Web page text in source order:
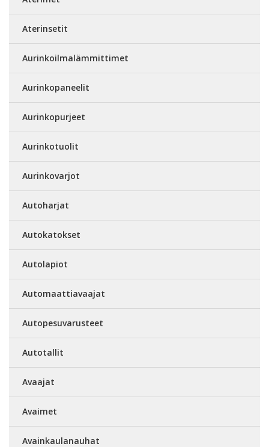
Aterinsetit
Aurinkoilmalämmittimet
Aurinkopaneelit
Aurinkopurjeet
Aurinkotuolit
Aurinkovarjot
Autoharjat
Autokatokset
Autolapiot
Automaattiavaajat
Autopesuvarusteet
Autotallit
Avaajat
Avaimet
Avainkaulanauhat